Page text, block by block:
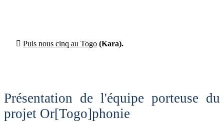
 Puis nous cinq au Togo (Kara).
Présentation de l'équipe porteuse du
projet Or[Togo]phonie